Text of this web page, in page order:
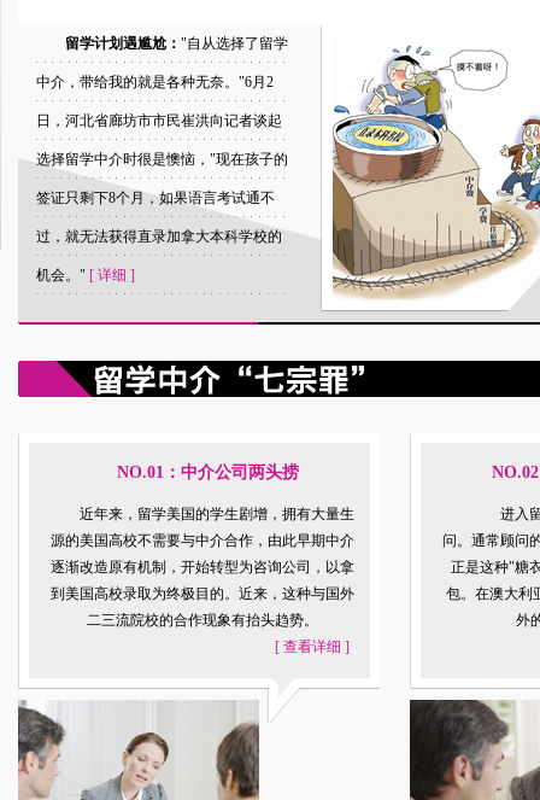
留学计划遇尴尬： "自从选择了留学
中介，带给我的就是各种无奈。"6月2
日，河北省廊坊市市民崔洪向记者谈起
选择留学中介时很是懊恼，"现在孩子的
签证只剩下8个月，如果语言考试通不
过，就无法获得直录加拿大本科学校的
机会。" [ 详细 ]
NO.01：中介公司两头捞
近年来，留学美国的学生剧增，拥有大量生
源的美国高校不需要与中介合作，由此早期中介
逐渐改造原有机制，开始转型为咨询公司，以拿
到美国高校录取为终极目的。近来，这种与国外
二三流院校的合作现象有抬头趋势。
[ 查看详细 ]
进入留学
问。通常顾问
正是这种"糖
包。在澳大利
外